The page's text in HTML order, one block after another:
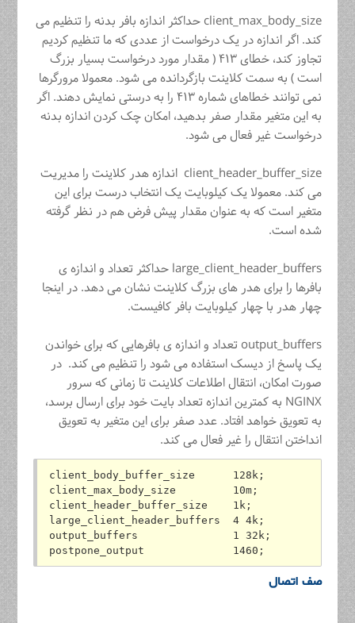
client_max_body_size حداکثر اندازه بافر بدنه را تنظیم می
کند. اگر اندازه در یک درخواست از عددی که ما تنظیم کردیم
تجاوز کند، خطای ۴۱۳ ( مقدار مورد درخواست بسیار بزرگ
است ) به سمت کلاینت بازگردانده می شود. معمولا مرورگرها
نمی توانند خطاهای شماره ۴۱۳ را به درستی نمایش دهند. اگر
به این متغیر مقدار صفر بدهید، امکان چک کردن اندازه بدنه
درخواست غیر فعال می شود.
client_header_buffer_size اندازه هدر کلاینت را مدیریت
می کند. معمولا یک کیلوبایت یک انتخاب درست برای این
متغیر است که به عنوان مقدار پیش فرض هم در نظر گرفته
شده است.
large_client_header_buffers حداکثر تعداد و اندازه ی
بافرها را برای هدر های بزرگ کلاینت نشان می دهد. در اینجا
چهار هدر با چهار کیلوبایت بافر کافیست.
output_buffers تعداد و اندازه ی بافرهایی که برای خواندن
یک پاسخ از دیسک استفاده می شود را تنظیم می کند. در
صورت امکان، انتقال اطلاعات کلاینت تا زمانی که سرور
NGINX به کمترین اندازه تعداد بایت خود برای ارسال برسد،
به تعویق خواهد افتاد. عدد صفر برای این متغیر به تعویق
انداختن انتقال را غیر فعال می کند.
client_body_buffer_size      128k;
client_max_body_size         10m;
client_header_buffer_size    1k;
large_client_header_buffers  4 4k;
output_buffers               1 32k;
postpone_output              1460;
صف اتصال